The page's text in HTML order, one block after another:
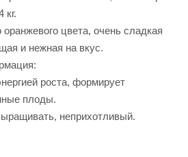
кг.
цвета, очень сладкая
и нежная на вкус.
роста, формирует
плоды.
неприхотливый.